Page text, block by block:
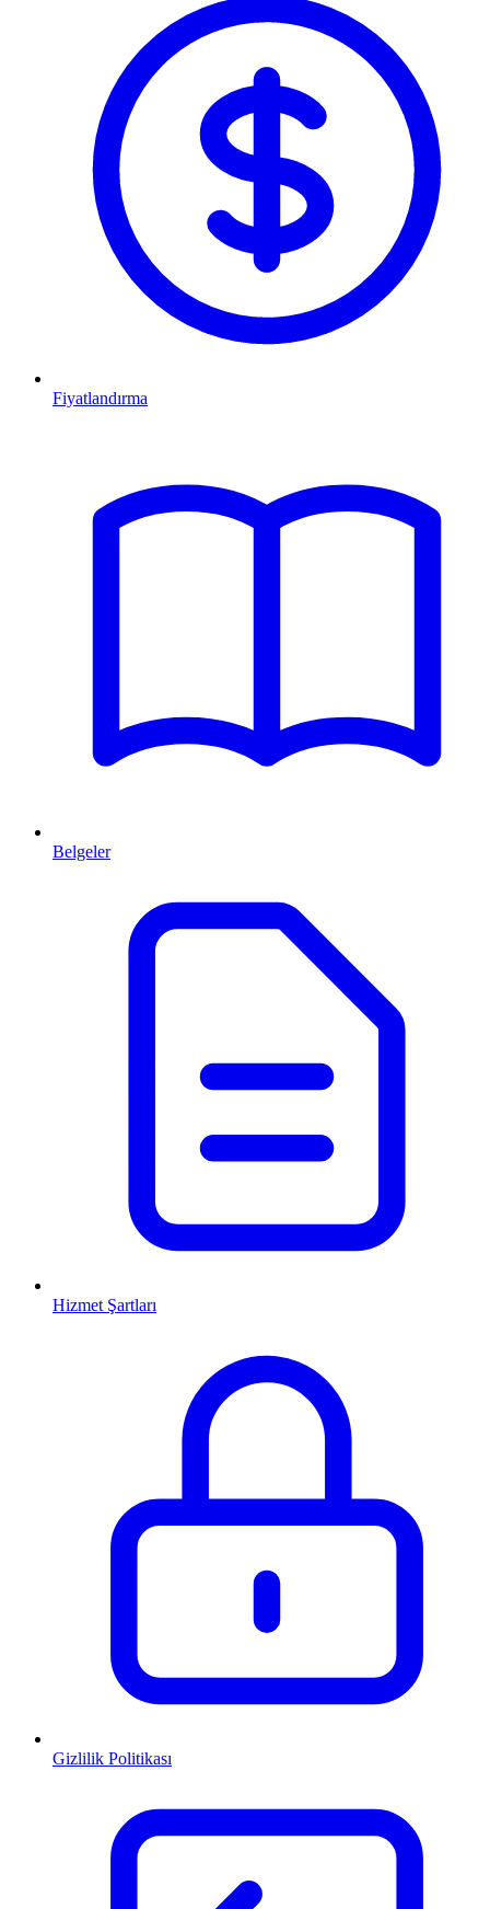
Fiyatlandırma
Belgeler
Hizmet Şartları
Gizlilik Politikası